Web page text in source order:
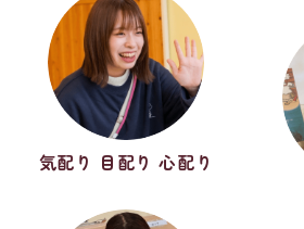
気配り 目配り 心配り